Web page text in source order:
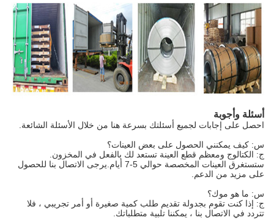
أسئلة وأجوبة
احصل على إجابات لجميع أسئلتك بسرعة هنا من خلال الأسئلة الشائعة.
س: كيف يمكنني الحصول على بعض العينات؟
ج: الكتالوج ومعظم قطع العينة تستعد لك بالفعل في المخزون.
ستستغرق العينات المخصصة حوالي 5-7 أيام.يرجى الاتصال بنا للحصول
على مزيد من الدعم.
س: ما هو موك؟
ج: إذا كنت تقوم بجدولة تقديم طلب كمية صغيرة أو أمر تجريبي ، فلا
تتردد في الاتصال بنا ، يمكننا تلبية متطلباتك.